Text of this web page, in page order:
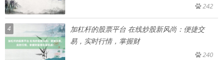
242
4
加杠杆的股票平台 在线炒股新风尚：便捷交
易，实时行情，掌握财
240